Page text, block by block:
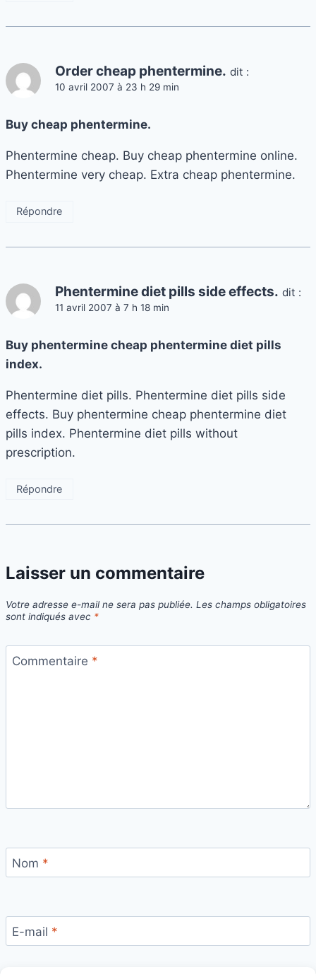
Order cheap phentermine. dit :
10 avril 2007 à 23 h 29 min
Buy cheap phentermine.
Phentermine cheap. Buy cheap phentermine online.
Phentermine very cheap. Extra cheap phentermine.
Répondre
Phentermine diet pills side effects. dit :
11 avril 2007 à 7 h 18 min
Buy phentermine cheap phentermine diet pills
index.
Phentermine diet pills. Phentermine diet pills side
effects. Buy phentermine cheap phentermine diet
pills index. Phentermine diet pills without
prescription.
Répondre
Laisser un commentaire
Votre adresse e-mail ne sera pas publiée. Les champs obligatoires
sont indiqués avec *
Commentaire *
Nom *
E-mail *